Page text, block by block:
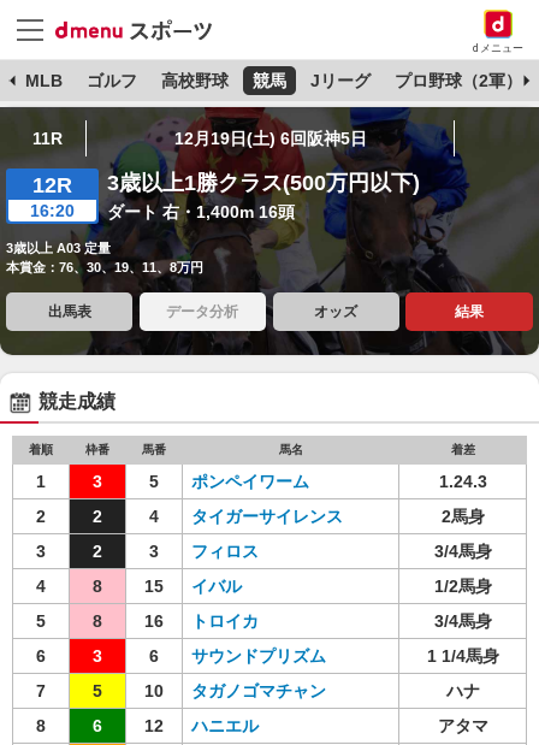
dメニュー
MLB ゴルフ 高校野球 競馬 Jリーグ プロ野球（2軍）
11R 12月19日(土) 6回阪神5日
12R
16:20
3歳以上1勝クラス(500万円以下)
ダート 右・1,400m 16頭
3歳以上 A03 定量
本賞金：76、30、19、11、8万円
出馬表 データ分析 オッズ 結果
競走成績
着順 枠番 馬番 馬名 着差
1 3 5 ポンペイワーム
1.24.3
2
2 4 タイガーサイレンス
2馬身
3
2 3 フィロス
3/4馬身
4
8 15 イバル
1/2馬身
5
8 16 トロイカ
3/4馬身
6
3 6 サウンドプリズム
1 1/4馬身
7
5 10 タガノゴマチャン
ハナ
8
6 12 ハニエル
アタマ